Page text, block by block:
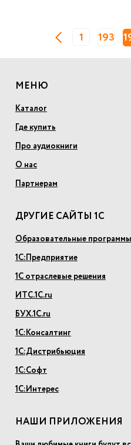
1 193
МЕНЮ
Каталог
Где купить
Про аудиокниги
О нас
Партнерам
ДРУГИЕ САЙТЫ 1С
Образовательные
1С:Предприятие
1С отраслевые решения
ИТС.1С.ru
БУХ.1С.ru
1С:Консалтинг
1С:Дистрибьюция
1С:Софт
1С:Интерес
НАШИ ПРИЛОЖЕНИЯ